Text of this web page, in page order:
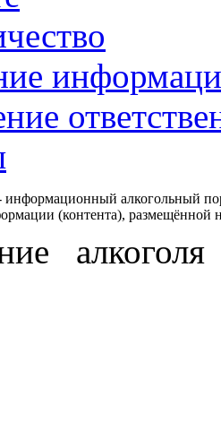
информационный алкогольный
(контента), размещённой